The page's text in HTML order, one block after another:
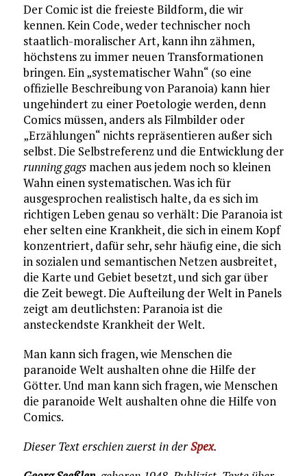
Der Comic ist die freieste Bildform, die wir
kennen. Kein Code, weder technischer noch
staatlich-moralischer Art, kann ihn zähmen,
höchstens zu immer neuen Transformationen
bringen. Ein „systematischer Wahn“ (so eine
offizielle Beschreibung von Paranoia) kann hier
ungehindert zu einer Poetologie werden, denn
Comics müssen, anders als Filmbilder oder
„Erzählungen“ nichts repräsentieren außer sich
selbst. Die Selbstreferenz und die Entwicklung der
running gagsmachen aus jedem noch so kleinen
Wahn einen systematischen. Was ich für
ausgesprochen realistisch halte, da es sich im
richtigen Leben genau so verhält: Die Paranoia ist
eher selten eine Krankheit, die sich in einem Kopf
konzentriert, dafür sehr, sehr häufig eine, die sich
in sozialen und semantischen Netzen ausbreitet,
die Karte und Gebiet besetzt, und sich gar über
die Zeit bewegt. Die Aufteilung der Welt in Panels
zeigt am deutlichsten: Paranoia ist die
ansteckendste Krankheit der Welt.
Man kann sich fragen, wie Menschen die
paranoide Welt aushalten ohne die Hilfe der
Götter. Und man kann sich fragen, wie Menschen
die paranoide Welt aushalten ohne die Hilfe von
Comics.
Dieser Text erschien zuerst in derSpex.